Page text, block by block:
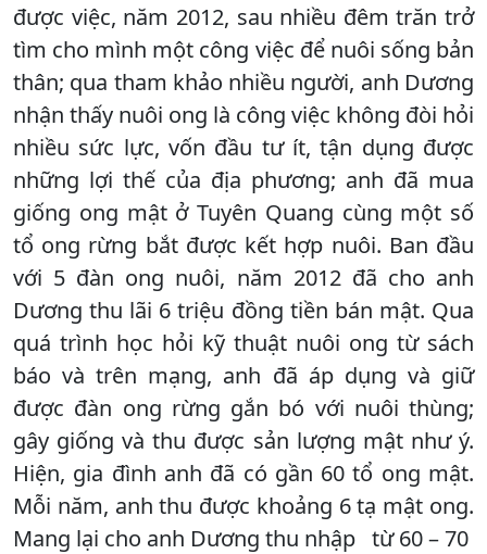
được việc, năm 2012, sau nhiều đêm trăn trở
tìm cho mình một công việc để nuôi sống bản
thân; qua tham khảo nhiều người, anh Dương
nhận thấy nuôi ong là công việc không đòi hỏi
nhiều sức lực, vốn đầu tư ít, tận dụng được
những lợi thế của địa phương; anh đã mua
giống ong mật ở Tuyên Quang cùng một số
tổ ong rừng bắt được kết hợp nuôi. Ban đầu
với 5 đàn ong nuôi, năm 2012 đã cho anh
Dương thu lãi 6 triệu đồng tiền bán mật. Qua
quá trình học hỏi kỹ thuật nuôi ong từ sách
báo và trên mạng, anh đã áp dụng và giữ
được đàn ong rừng gắn bó với nuôi thùng;
gây giống và thu được sản lượng mật như ý.
Hiện, gia đình anh đã có gần 60 tổ ong mật.
Mỗi năm, anh thu được khoảng 6 tạ mật ong.
Mang lại cho anh Dương thu nhập từ 60 – 70